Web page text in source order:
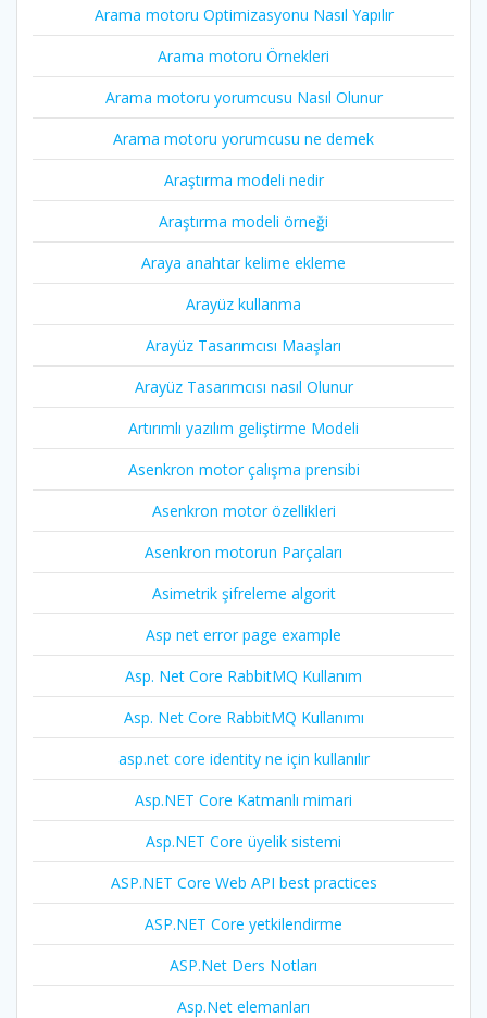
Arama motoru Optimizasyonu Nasıl Yapılır
Arama motoru Örnekleri
Arama motoru yorumcusu Nasıl Olunur
Arama motoru yorumcusu ne demek
Araştırma modeli nedir
Araştırma modeli örneği
Araya anahtar kelime ekleme
Arayüz kullanma
Arayüz Tasarımcısı Maaşları
Arayüz Tasarımcısı nasıl Olunur
Artırımlı yazılım geliştirme Modeli
Asenkron motor çalışma prensibi
Asenkron motor özellikleri
Asenkron motorun Parçaları
Asimetrik şifreleme algorit
Asp net error page example
Asp. Net Core RabbitMQ Kullanım
Asp. Net Core RabbitMQ Kullanımı
asp.net core identity ne için kullanılır
Asp.NET Core Katmanlı mimari
Asp.NET Core üyelik sistemi
ASP.NET Core Web API best practices
ASP.NET Core yetkilendirme
ASP.Net Ders Notları
Asp.Net elemanları